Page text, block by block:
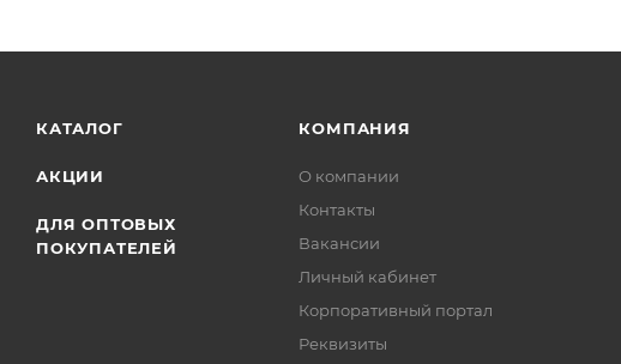
КАТАЛОГ
АКЦИИ
ДЛЯ ОПТОВЫХ
ПОКУПАТЕЛЕЙ
КОМПАНИЯ
О компании
Контакты
Вакансии
Личный кабинет
Корпоративный портал
Реквизиты